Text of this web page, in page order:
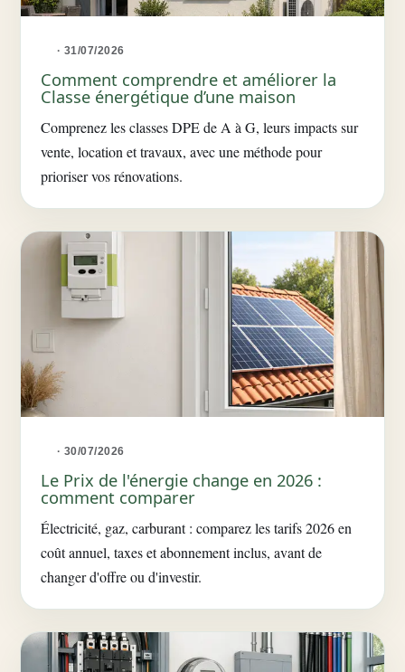
· 31/07/2026
Comment comprendre et améliorer la
Classe énergétique d’une maison
Comprenez les classes DPE de A à G, leurs impacts sur
vente, location et travaux, avec une méthode pour
prioriser vos rénovations.
· 30/07/2026
Le Prix de l'énergie change en 2026 :
comment comparer
Électricité, gaz, carburant : comparez les tarifs 2026 en
coût annuel, taxes et abonnement inclus, avant de
changer d'offre ou d'investir.